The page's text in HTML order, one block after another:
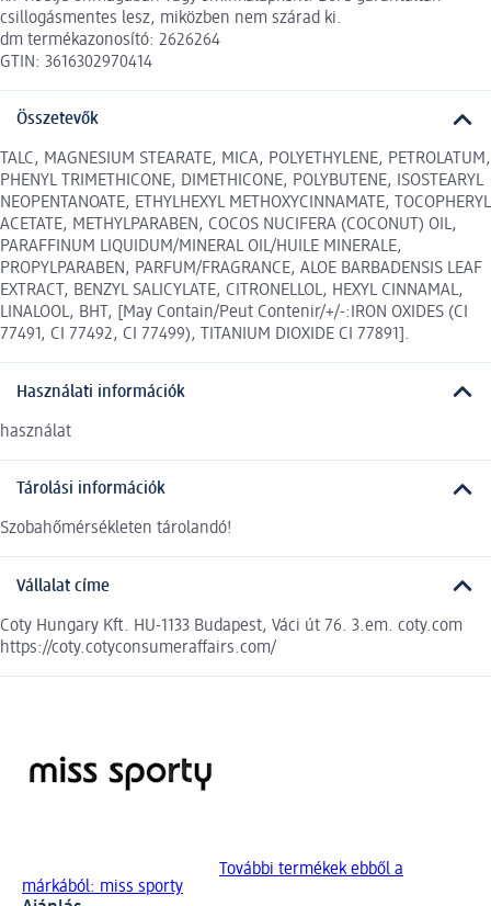
csillogásmentes lesz, miközben nem szárad ki.
dm termékazonosító: 2626264
GTIN: 3616302970414
Összetevők
TALC, MAGNESIUM STEARATE, MICA, POLYETHYLENE, PETROLATUM,
PHENYL TRIMETHICONE, DIMETHICONE, POLYBUTENE, ISOSTEARYL
NEOPENTANOATE, ETHYLHEXYL METHOXYCINNAMATE, TOCOPHERYL
ACETATE, METHYLPARABEN, COCOS NUCIFERA (COCONUT) OIL,
PARAFFINUM LIQUIDUM/MINERAL OIL/HUILE MINERALE,
PROPYLPARABEN, PARFUM/FRAGRANCE, ALOE BARBADENSIS LEAF
EXTRACT, BENZYL SALICYLATE, CITRONELLOL, HEXYL CINNAMAL,
LINALOOL, BHT, [May Contain/Peut Contenir/+/-:IRON OXIDES (CI
77491, CI 77492, CI 77499), TITANIUM DIOXIDE CI 77891].
Használati információk
használat
Tárolási információk
Szobahőmérsékleten tárolandó!
Vállalat címe
Coty Hungary Kft. HU-1133 Budapest, Váci út 76. 3.em. coty.com
https://coty.cotyconsumeraffairs.com/
További termékek ebből a
márkából: miss sporty